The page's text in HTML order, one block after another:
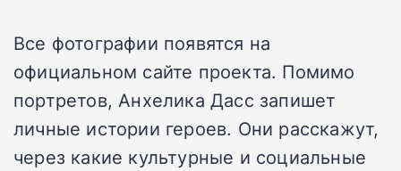
Все фотографии появятся на
официальном сайте проекта. Помимо
портретов, Анхелика Дасс запишет
личные истории героев. Они расскажут,
через какие культурные и социальные